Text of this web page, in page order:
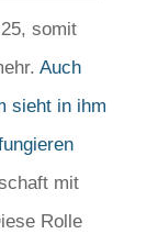
somit
Auch
sieht in ihm
mit
Rolle